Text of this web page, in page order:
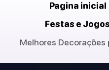
Pagina inicial
Festas e
Melhores